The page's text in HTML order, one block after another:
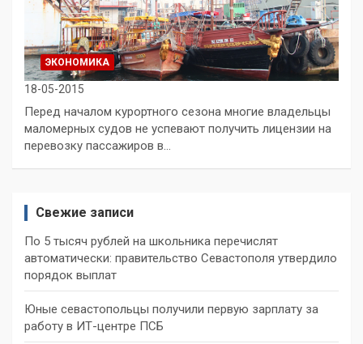
ЭКОНОМИКА
18-05-2015
Перед началом курортного сезона многие владельцы
маломерных судов не успевают получить лицензии на
перевозку пассажиров в…
Свежие записи
По 5 тысяч рублей на школьника перечислят
автоматически: правительство Севастополя утвердило
порядок выплат
Юные севастопольцы получили первую зарплату за
работу в ИТ-центре ПСБ